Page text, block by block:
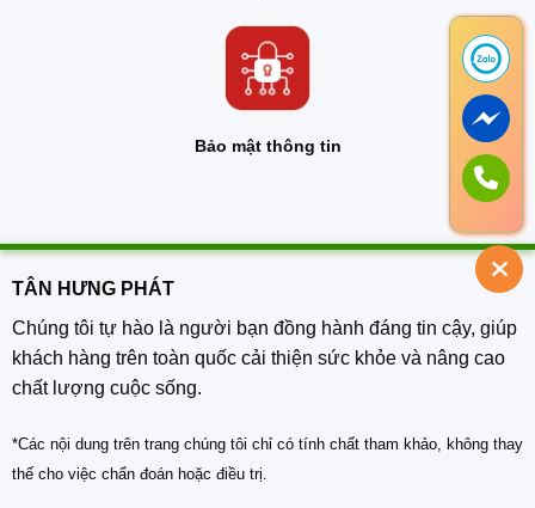
Bảo mật thông tin
TÂN HƯNG PHÁT
Chúng tôi tự hào là người bạn đồng hành đáng tin cậy, giúp
khách hàng trên toàn quốc cải thiện sức khỏe và nâng cao
chất lượng cuộc sống.
*Các nội dung trên trang chúng tôi chỉ có tính chất tham khảo, không thay
thế cho việc chẩn đoán hoặc điều trị.